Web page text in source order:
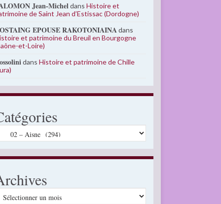
Jean-MicheldansHistoire et
de Saint Jean d’Estissac (Dordogne)
EPOUSE RAKOTONIAINAdans
et patrimoine du Breuil en Bourgogne
et-Loire)
dansHistoire et patrimoine de Chille